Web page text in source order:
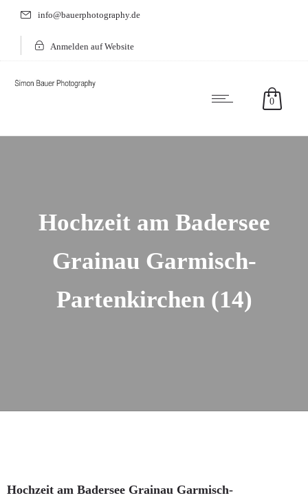
info@bauerphotography.de
Anmelden auf Website
0
Hochzeit am Badersee
Grainau Garmisch-
Partenkirchen (14)
Hochzeit am Badersee Grainau Garmisch-